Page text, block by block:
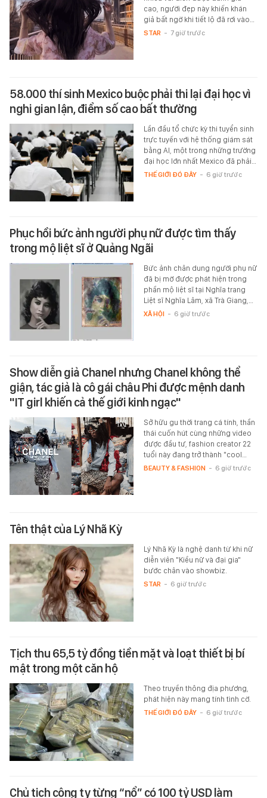
cao, người đẹp này khiến khán
giả bất ngờ khi tiết lộ đã rơi vào…
STAR - 7 giờ trước
58.000 thí sinh Mexico buộc phải thi lại đại học vì
nghi gian lận, điểm số cao bất thường
Lần đầu tổ chức kỳ thi tuyển sinh
trực tuyến với hệ thống giám sát
bằng AI, một trong những trường
đại học lớn nhất Mexico đã phải…
THẾ GIỚI ĐÓ ĐÂY - 6 giờ trước
Phục hồi bức ảnh người phụ nữ được tìm thấy
trong mộ liệt sĩ ở Quảng Ngãi
Bức ảnh chân dung người phụ nữ
đã bị mờ được phát hiện trong
phần mộ liệt sĩ tại Nghĩa trang
Liệt sĩ Nghĩa Lâm, xã Trà Giang,…
XÃ HỘI - 6 giờ trước
Show diễn giả Chanel nhưng Chanel không thể
giận, tác giả là cô gái châu Phi được mệnh danh
"IT girl khiến cả thế giới kinh ngạc"
Sở hữu gu thời trang cá tính, thần
thái cuốn hút cùng những video
được đầu tư, fashion creator 22
tuổi này đang trở thành "cool…
BEAUTY & FASHION - 6 giờ trước
Tên thật của Lý Nhã Kỳ
Lý Nhã Kỳ là nghệ danh từ khi nữ
diễn viên "Kiều nữ và đại gia"
bước chân vào showbiz.
STAR - 6 giờ trước
Tịch thu 65,5 tỷ đồng tiền mặt và loạt thiết bị bí
mật trong một căn hộ
Theo truyền thông địa phương,
phát hiện này mang tính tình cờ.
THẾ GIỚI ĐÓ ĐÂY - 6 giờ trước
Chủ tịch công ty từng “nổ” có 100 tỷ USD làm